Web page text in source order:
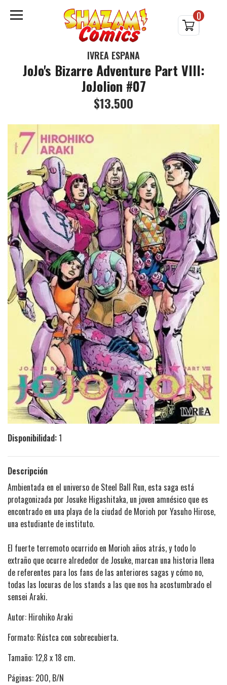
0
IVREA ESPAÑA
JoJo's Bizarre Adventure Part VIII:
JoJolion #07
$13.500
Disponibilidad:1
Descripción
Ambientada en el universo de Steel Ball Run, esta saga está
protagonizada por Josuke Higashitaka, un joven amnésico que es
encontrado en una playa de la ciudad de Morioh por Yasuho Hirose,
una estudiante de instituto.
El fuerte terremoto ocurrido en Morioh años atrás, y todo lo
extraño que ocurre alrededor de Josuke, marcan una historia llena
de referentes para los fans de las anteriores sagas y cómo no,
todas las locuras de los stands a las que nos ha acostumbrado el
sensei Araki.
Autor: Hirohiko Araki
Formato: Rústca con sobrecubierta.
Tamaño: 12,8 x 18 cm.
Páginas: 200, B/N